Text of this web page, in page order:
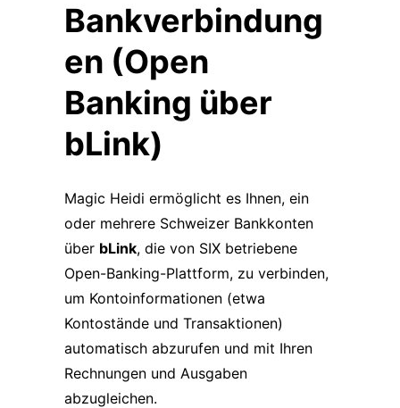
Bankverbindung
en (Open
Banking über
bLink)
Magic Heidi ermöglicht es Ihnen, ein
oder mehrere Schweizer Bankkonten
über bLink, die von SIX betriebene
Open-Banking-Plattform, zu verbinden,
um Kontoinformationen (etwa
Kontostände und Transaktionen)
automatisch abzurufen und mit Ihren
Rechnungen und Ausgaben
abzugleichen.